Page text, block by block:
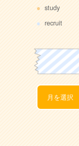
study
recruit